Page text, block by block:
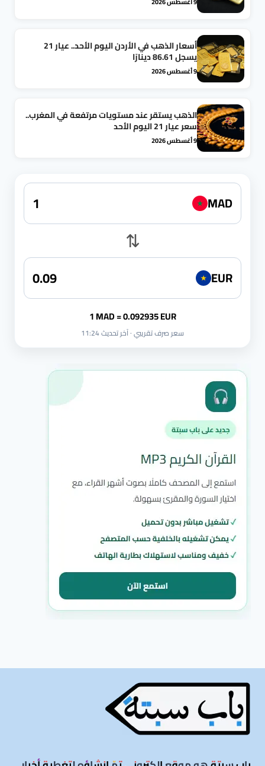
أسعار الذهب في الأردن اليوم الأحد.. عيار 21
يسجل 86.61 دينارًا
9 أغسطس 2026
الذهب يستقر عند مستويات مرتفعة في المغرب..
سعر عيار 21 اليوم الأحد
9 أغسطس 2026
★ MAD
⇅
★ EUR
1 MAD = 0.092935 EUR
سعر صرف تقريبي · آخر تحديث 11:24